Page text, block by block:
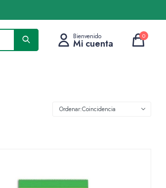
0
Coincidencia